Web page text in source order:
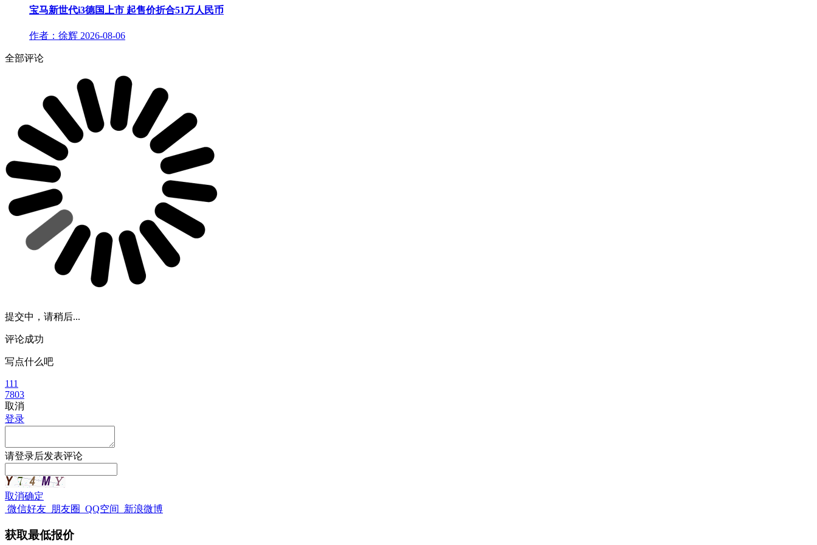
宝马新世代i3德国上市 起售价折合51万人民币
作者：徐辉 2026-08-06
全部评论
提交中，请稍后...
评论成功
写点什么吧
111
7803
取消
登录
请登录后发表评论
取消确定
微信好友 朋友圈 QQ空间 新浪微博
获取最低报价